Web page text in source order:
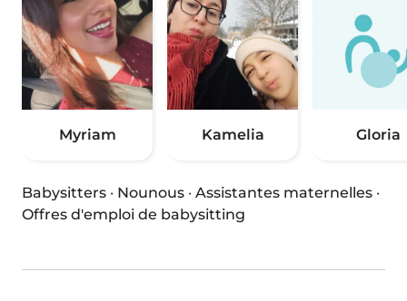
Myriam Kamelia Gloria
Babysitters · Nounous · Assistantes maternelles ·
Offres d'emploi de babysitting